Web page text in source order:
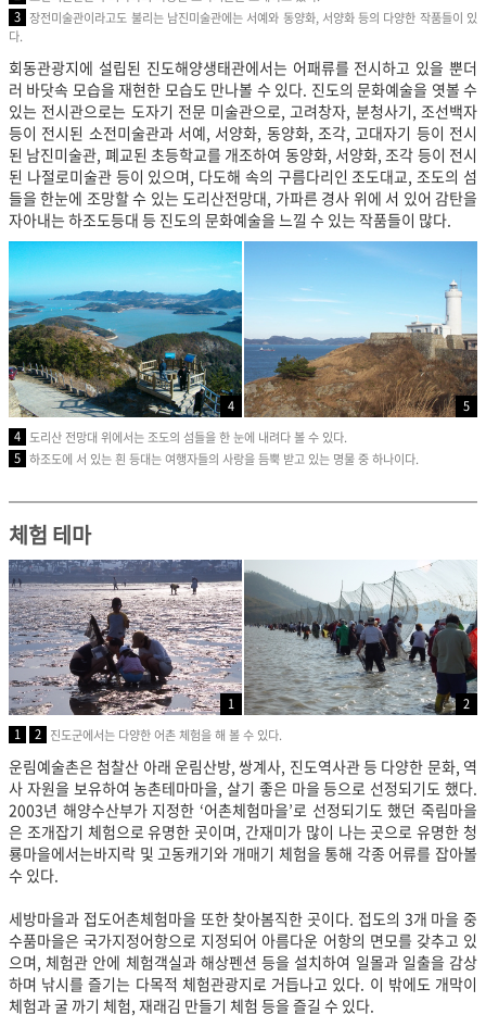
3 장전미술관이라고도 불리는 남진미술관에는 서예와 동양화, 서양화 등의 다양한 작품들이 있
다.
회동관광지에 설립된 진도해양생태관에서는 어패류를 전시하고 있을 뿐더
러 바닷속 모습을 재현한 모습도 만나볼 수 있다. 진도의 문화예술을 엿볼 수
있는 전시관으로는 도자기 전문 미술관으로, 고려창자, 분청사기, 조선백자
등이 전시된 소전미술관과 서예, 서양화, 동양화, 조각, 고대자기 등이 전시
된 남진미술관, 폐교된 초등학교를 개조하여 동양화, 서양화, 조각 등이 전시
된 나절로미술관 등이 있으며, 다도해 속의 구름다리인 조도대교, 조도의 섬
들을 한눈에 조망할 수 있는 도리산전망대, 가파른 경사 위에 서 있어 감탄을
자아내는 하조도등대 등 진도의 문화예술을 느낄 수 있는 작품들이 많다.
4
5
4 도리산 전망대 위에서는 조도의 섬들을 한 눈에 내려다 볼 수 있다.
5 하조도에 서 있는 흰 등대는 여행자들의 사랑을 듬뿍 받고 있는 명물 중 하나이다.
체험 테마
1
2
1
2 진도군에서는 다양한 어촌 체험을 해 볼 수 있다.
운림예술촌은 첨찰산 아래 운림산방, 쌍계사, 진도역사관 등 다양한 문화, 역
사 자원을 보유하여 농촌테마마을, 살기 좋은 마을 등으로 선정되기도 했다.
2003년 해양수산부가 지정한 ‘어촌체험마을’로 선정되기도 했던 죽림마을
은 조개잡기 체험으로 유명한 곳이며, 간재미가 많이 나는 곳으로 유명한 청
룡마을에서는바지락 및 고동캐기와 개매기 체험을 통해 각종 어류를 잡아볼
수 있다.
세방마을과 접도어촌체험마을 또한 찾아봄직한 곳이다. 접도의 3개 마을 중
수품마을은 국가지정어항으로 지정되어 아름다운 어항의 면모를 갖추고 있
으며, 체험관 안에 체험객실과 해상펜션 등을 설치하여 일몰과 일출을 감상
하며 낚시를 즐기는 다목적 체험관광지로 거듭나고 있다. 이 밖에도 개막이
체험과 굴 까기 체험, 재래김 만들기 체험 등을 즐길 수 있다.